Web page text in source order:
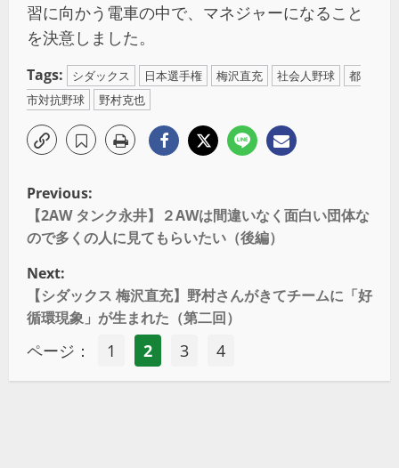
習に向かう電車の中で、マネジャーになること
を決意しました。
Tags: シダックス 日本選手権 梅沢直充 社会人野球
都
市対抗野球
野村克也
Previous:
【2AW タンク永井】２AWは間違いなく面白い団体な
ので多くの人に見てもらいたい（後編）
Next:
【シダックス 梅沢直充】野村さんがきてチームに「好
循環現象」が生まれた（第二回）
ページ： 1 2 3 4